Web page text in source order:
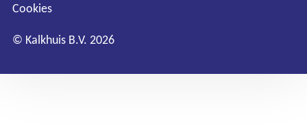
Cookies
© Kalkhuis B.V. 2026